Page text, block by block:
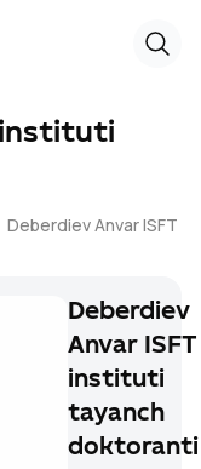
instituti
Deberdiev Anvar ISFT
Deberdiev
Anvar ISFT
instituti
tayanch
doktoranti